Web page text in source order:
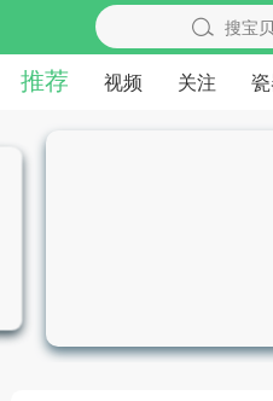
搜宝
推荐 视频 关注